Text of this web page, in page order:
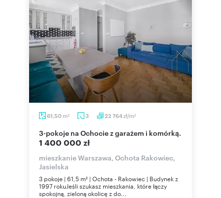
61,50 m2 3 22 764zł/m2
3-pokoje na Ochocie z garażem i komórką.
1 400 000 zł
mieszkanie Warszawa, Ochota Rakowiec,
Jasielska
3 pokoje | 61,5 m² | Ochota - Rakowiec | Budynek z
1997 rokuJeśli szukasz mieszkania, które łączy
spokojną, zieloną okolicę z do...